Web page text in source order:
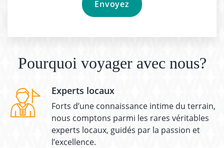
Pourquoi voyager avec nous?
Experts locaux
Forts d’une connaissance intime du terrain,
nous comptons parmi les rares véritables
experts locaux, guidés par la passion et
l’excellence.